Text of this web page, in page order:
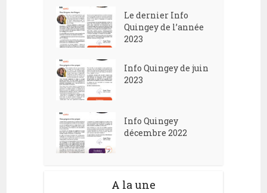
Le dernier Info
Quingey de l’année
2023
Info Quingey de juin
2023
Info Quingey
décembre 2022
A la une